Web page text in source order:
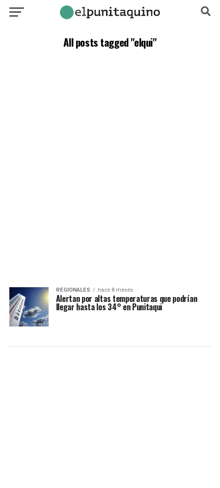
All posts tagged "elqui"
REGIONALES hace 8 meses
Alertan por altas temperaturas que podrían
llegar hasta los 34° en Punitaqui